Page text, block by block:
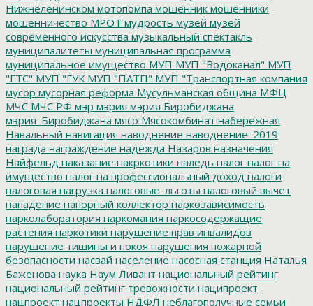
Нижнеленинском мотопомпа мошенник мошенники
мошенничество МРОТ мудрость музей музей
современного искусства музыкальный спектакль
муниципалитеты муниципальная программа
муниципальное имущество МУП МУП "Водоканал" МУП
"ГТС" МУП "ГУК МУП "ПАТП" МУП "Транспортная компания
мусор мусорная реформа Мусульманская община МФЦ
МЧС МЧС РФ мэр мэрия мэрия Биробиджана
мэрия_Биробиджана мясо Мясокомбинат набережная
Навальный навигация наводнение наводнение_2019
награда награждение надежда Назаров назначения
Найфельд наказание накркотики наледь налог налог на
имущество налог на профессиональный доход налоги
налоговая нагрузка налоговые_льготы налоговый вычет
нападение напорный коллектор наркозависимость
нарколаборатория наркомания наркосодержащие
растения наркотики нарушение прав инвалидов
нарушение тишины и покоя нарушения пожарной
безопасности насвай население насосная станция Наталья
Баженова наука Наум Ливант национальный рейтинг
национальный рейтинг тревожности наципроект
нацпроект нацпроекты НДФЛ неблагополучные семьи